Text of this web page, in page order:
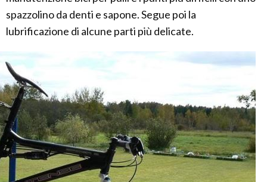
spazzolino da denti e sapone. Segue poi la
lubrificazione di alcune parti più delicate.